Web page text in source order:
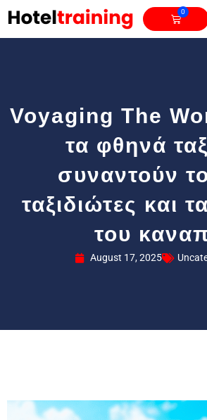
0
Cart
Voyaging The
τα φθηνά
συναντούν
ταξιδιώτες και
του
August 17, 2025